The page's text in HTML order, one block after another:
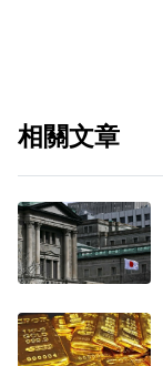
相關文章